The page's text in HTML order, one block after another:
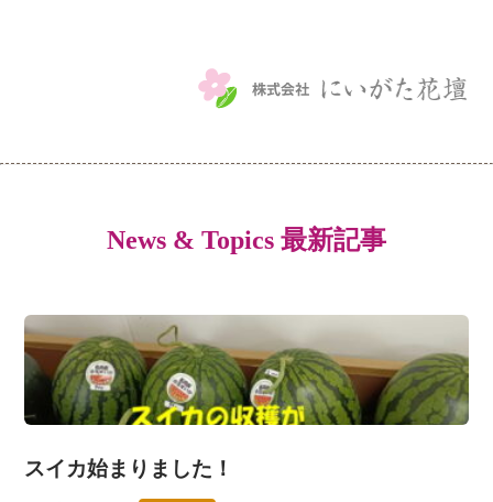
News & Topics 最新記事
スイカ始まりました！